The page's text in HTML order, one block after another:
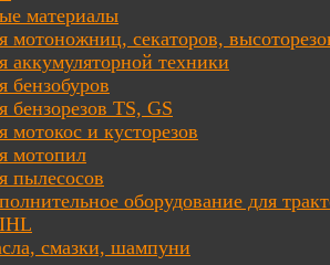
материалы
мотоножниц, секаторов,
аккумуляторной техники
бензобуров
бензорезов TS, GS
мотокос и кусторезов
мотопил
пылесосов
оборудование для
смазки, шампуни